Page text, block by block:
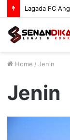
Lagada FC
Home / Jenin
Jenin